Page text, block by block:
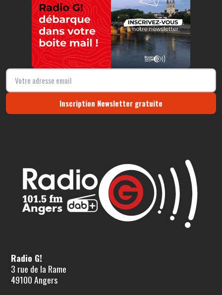
Inscription Newsletter gratuite
Radio G!
3 rue de la Rame
49100 Angers